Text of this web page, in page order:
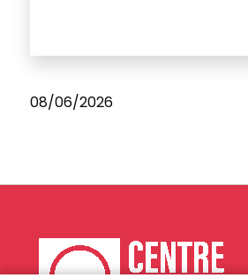
08/06/2026